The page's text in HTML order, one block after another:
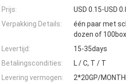
Prijs:
USD 0.15-USD
Verpakking Details:
één paar met
dozen of
Levertijd:
15-35days
Betalingscondities:
L / C, T / T
Levering vermogen:
2*20GP/